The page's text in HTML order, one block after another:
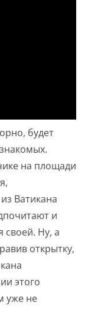
будет
на площади
Ватикана
и
своей. Ну, а
открытку,
этого
уже не